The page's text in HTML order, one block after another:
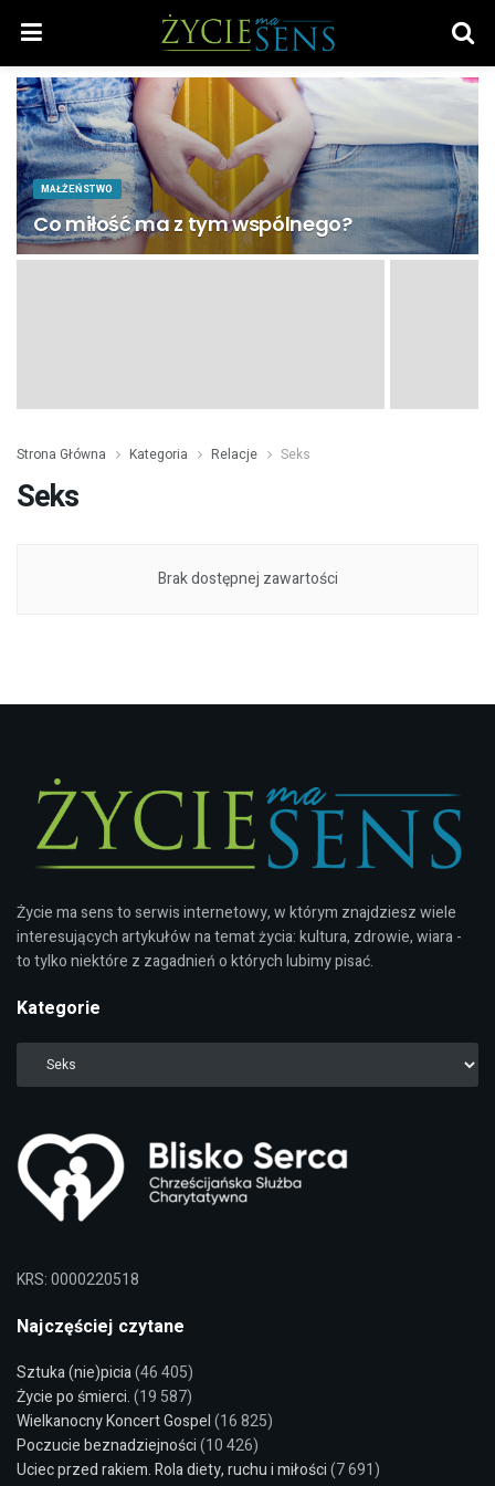
MAŁŻEŃSTWO
Co miłość ma z tym wspólnego?
Strona Główna Kategoria Relacje Seks
Seks
Brak dostępnej zawartości
Życie ma sens to serwis internetowy, w którym znajdziesz wiele
interesujących artykułów na temat życia: kultura, zdrowie, wiara -
to tylko niektóre z zagadnień o których lubimy pisać.
Kategorie
KRS: 0000220518
Najczęściej czytane
Sztuka (nie)picia(46 405)
Życie po śmierci.(19 587)
Wielkanocny Koncert Gospel(16 825)
Poczucie beznadziejności(10 426)
Uciec przed rakiem. Rola diety, ruchu i miłości(7 691)